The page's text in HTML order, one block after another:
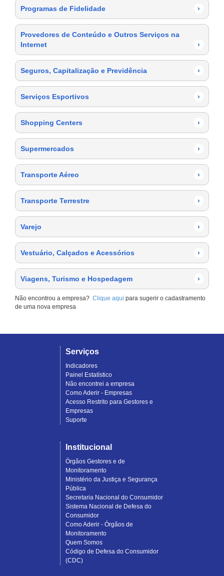
Programas de Fidelidade ›
Provedores de Conteúdo e Outros Serviços na
Internet
›
Seguros, Capitalização e Previdência ›
Serviços Esportivos ›
Shopping Centers ›
Supermercados ›
Transporte Aéreo ›
Transporte Terrestre ›
Varejo ›
Vestuário, Calçados e Acessórios ›
Viagens, Turismo e Hospedagem ›
Não encontrou a empresa? Clique aqui para sugerir o cadastramento
de uma nova empresa
Serviços
Indicadores
Painel Estatístico
Não encontrei a empresa
Como Aderir - Empresas
Acesso Restrito para Gestores e
Empresas
Suporte
Institucional
Órgãos Gestores e de
Monitoramento
Ministério da Justiça e Segurança
Pública
Secretaria Nacional do Consumidor
Sistema Nacional de Defesa do
Consumidor
Como Aderir - Órgãos de
Monitoramento
Quem Somos
Código de Defesa do Consumidor
(CDC)